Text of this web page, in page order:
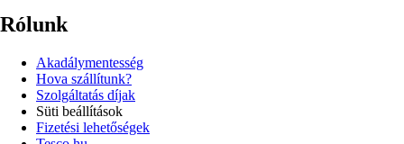
Rólunk
Akadálymentesség
Hova szállítunk?
Szolgáltatás díjak
Süti beállítások
Fizetési lehetőségek